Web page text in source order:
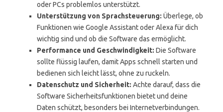
oder PCs problemlos unterstützt.
Unterstützung von Sprachsteuerung: Überlege, ob
Funktionen wie Google Assistant oder Alexa für dich
wichtig sind und ob die Software das ermöglicht.
Performance und Geschwindigkeit: Die Software
sollte flüssig laufen, damit Apps schnell starten und
bedienen sich leicht lässt, ohne zu ruckeln.
Datenschutz und Sicherheit: Achte darauf, dass die
Software Sicherheitsfunktionen bietet und deine
Daten schützt, besonders bei Internetverbindungen.